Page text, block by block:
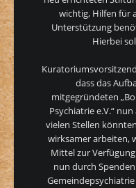
wichtig, Hilfen für
Unterstützung
Hierbei
dass das
mitgegründeten
Psychiatrie e.V.“
vielen Stellen
wirksamer arbeiten,
Mittel zur
nun durch